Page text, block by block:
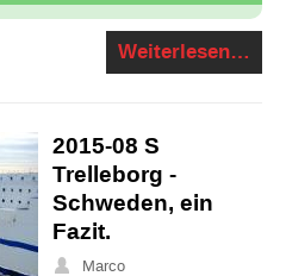
Weiterlesen…
2015-08 S
Trelleborg -
Schweden, ein
Fazit.
Marco